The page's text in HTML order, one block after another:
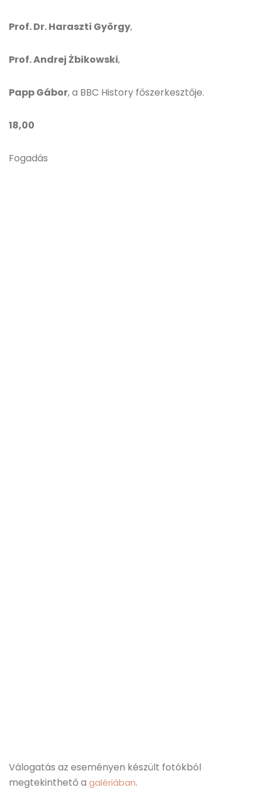
Prof. Dr. Haraszti György,
Prof. Andrej Żbikowski,
Papp Gábor, a BBC History főszerkesztője.
18,00
Fogadás
Válogatás az eseményen készült fotókból
megtekinthető a galériában.